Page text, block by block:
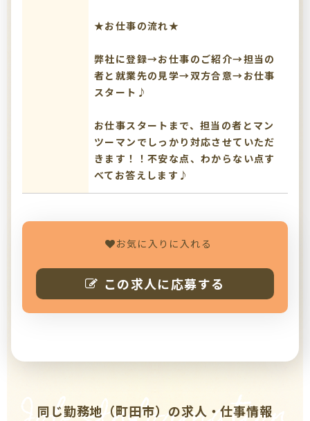
★お仕事の流れ★
弊社に登録→お仕事のご紹介→担当の
者と就業先の見学→双方合意→お仕事
スタート♪
お仕事スタートまで、担当の者とマン
ツーマンでしっかり対応させていただ
きます！！不安な点、わからない点す
べてお答えします♪
お気に入りに入れる
この求人に応募する
同じ勤務地（町田市）の求人・仕事情報